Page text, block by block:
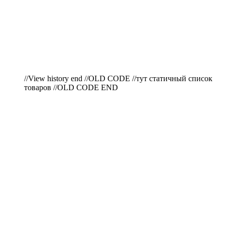
//View history end //OLD CODE //тут статичный список
товаров //OLD CODE END